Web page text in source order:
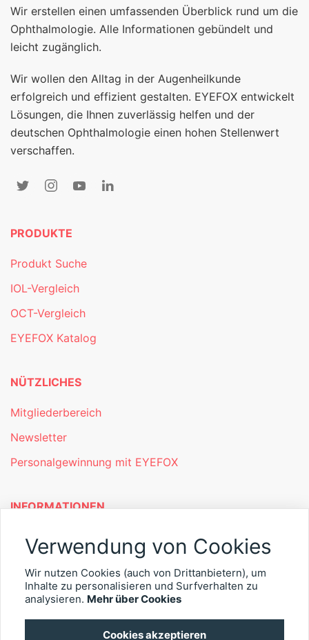
Wir erstellen einen umfassenden Überblick rund um die
Ophthalmologie. Alle Informationen gebündelt und
leicht zugänglich.
Wir wollen den Alltag in der Augenheilkunde
erfolgreich und effizient gestalten. EYEFOX entwickelt
Lösungen, die Ihnen zuverlässig helfen und der
deutschen Ophthalmologie einen hohen Stellenwert
verschaffen.
PRODUKTE
Produkt Suche
IOL-Vergleich
OCT-Vergleich
EYEFOX Katalog
NÜTZLICHES
Mitgliederbereich
Newsletter
Personalgewinnung mit EYEFOX
INFORMATIONEN
Was ist EYEFOX – Ihre Möglichkeiten
Kontakt
Verwendung von Cookies
Wir nutzen Cookies (auch von Drittanbietern), um
Inhalte zu personalisieren und Surfverhalten zu
analysieren. Mehr über Cookies
Cookies akzeptieren